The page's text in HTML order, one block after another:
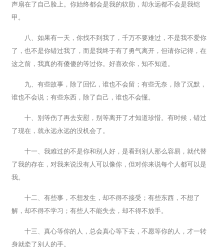
声扇在了自己脸上。你始终都会是我的软肋，却永远都不会是我铠
甲。
八、如果有一天，你找不到我了，千万不要难过，不是我不爱你
了，也不是你错过我了，而是我终于有了勇气离开，但请你记得，在
这之前，我真的有傻傻的等过你。好喜欢你，知不知道。
九、有些故事，除了回忆，谁也不会留；有些无奈，除了沉默，
谁也不会说；有些东西，除了自己，谁也不会懂。
十、别等伤了再去安慰，别等离开了才知道珍惜。有时候，错过
了现在，就永远永远的没机会了。
十一、我难过的不是你和别人好，是看到别人那么容易，就代替
了我的存在，对我来说没有人可以像你，但对你来说每个人都可以是
我。
十二、有些事，不想发生，却不得不接受；有些东西，不想了
解，却不得不学习；有些人不能失去，却不得不放手。
十三、真心等你的人，总会真心等下去，不愿等你的人，才一转
身就牵了别人的手。